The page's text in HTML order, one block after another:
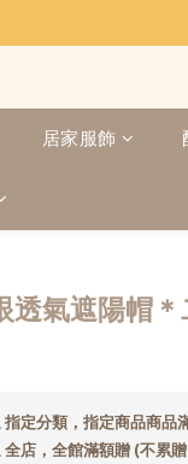
居家服飾
透氣遮陽帽＊
指定分類，指定商品商品
全店，全館滿額贈 (不累